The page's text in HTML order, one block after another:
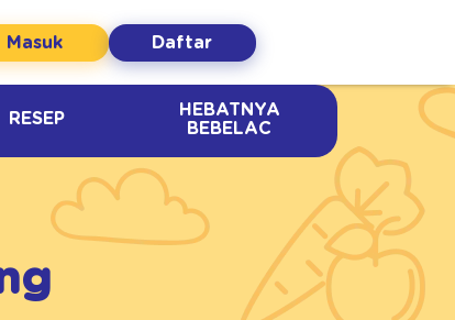
Masuk Daftar
RESEP
HEBATNYA
BEBELAC